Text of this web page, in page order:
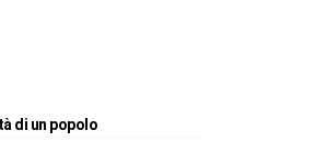
di un popolo